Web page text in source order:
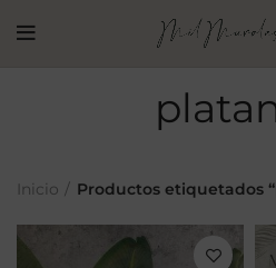
Inicio Productos etiquetados